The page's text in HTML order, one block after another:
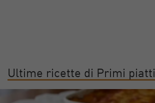
Ultime ricette di Primi piatti